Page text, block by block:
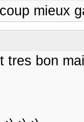
mieux
tres bon